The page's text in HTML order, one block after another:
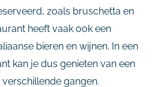
zoals bruschetta en
heeft vaak ook een
bieren en wijnen. In een
kan je dus genieten van een
gangen.